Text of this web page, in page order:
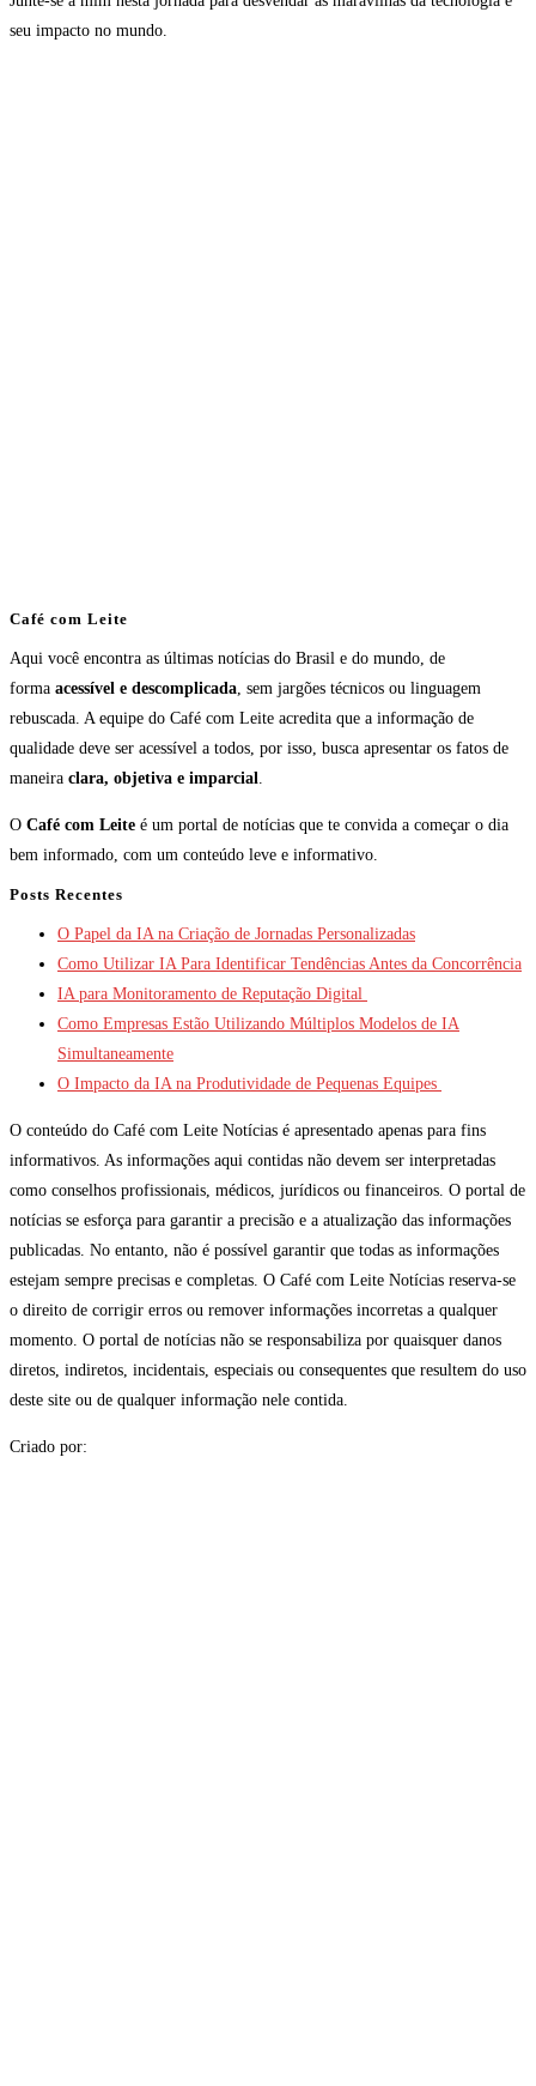
seu impacto no mundo.
Café com Leite
Aqui você encontra as últimas notícias do Brasil e do mundo, de
forma acessível e descomplicada, sem jargões técnicos ou linguagem
rebuscada. A equipe do Café com Leite acredita que a informação de
qualidade deve ser acessível a todos, por isso, busca apresentar os fatos de
maneira clara, objetiva e imparcial.
O Café com Leite é um portal de notícias que te convida a começar o dia
bem informado, com um conteúdo leve e informativo.
Posts Recentes
O Papel da IA na Criação de Jornadas Personalizadas
Como Utilizar IA Para Identificar Tendências Antes da Concorrência
IA para Monitoramento de Reputação Digital
Como Empresas Estão Utilizando Múltiplos Modelos de IA
Simultaneamente
O Impacto da IA na Produtividade de Pequenas Equipes
O conteúdo do Café com Leite Notícias é apresentado apenas para fins
informativos. As informações aqui contidas não devem ser interpretadas
como conselhos profissionais, médicos, jurídicos ou financeiros. O portal de
notícias se esforça para garantir a precisão e a atualização das informações
publicadas. No entanto, não é possível garantir que todas as informações
estejam sempre precisas e completas. O Café com Leite Notícias reserva-se
o direito de corrigir erros ou remover informações incorretas a qualquer
momento. O portal de notícias não se responsabiliza por quaisquer danos
diretos, indiretos, incidentais, especiais ou consequentes que resultem do uso
deste site ou de qualquer informação nele contida.
Criado por: